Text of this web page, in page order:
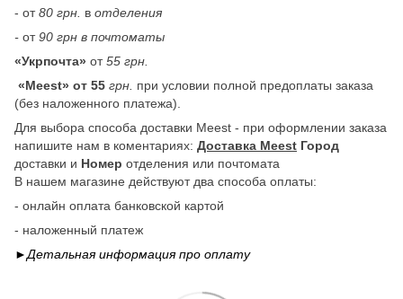
- от80 грн. в отделения
- от90 грн в почтоматы
«Укрпочта» от55 грн.
«Meest» от 55 грн. при условии полной предоплаты заказа
(без наложенного платежа).
Для выбора способа доставки Meest - при оформлении заказа
напишите нам в коментариях: Доставка Meest Город
доставки и Номер отделения или почтомата
В нашем магазине действуют два способа оплаты:
- онлайн оплата банковской картой
- наложенный платеж
►Детальная информация про оплату